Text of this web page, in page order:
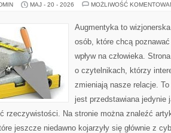
MAJ - 20 - 2026 MOŻLIWOŚĆ
Augmentyka to
osób, które chcą
wpływ na człowieka.
o czytelnikach, którzy
zmieniają nasze relacje.
jest przedstawiana jedynie
rzeczywistości. Na stronie można znaleźć
jeszcze niedawno kojarzyły się głównie z